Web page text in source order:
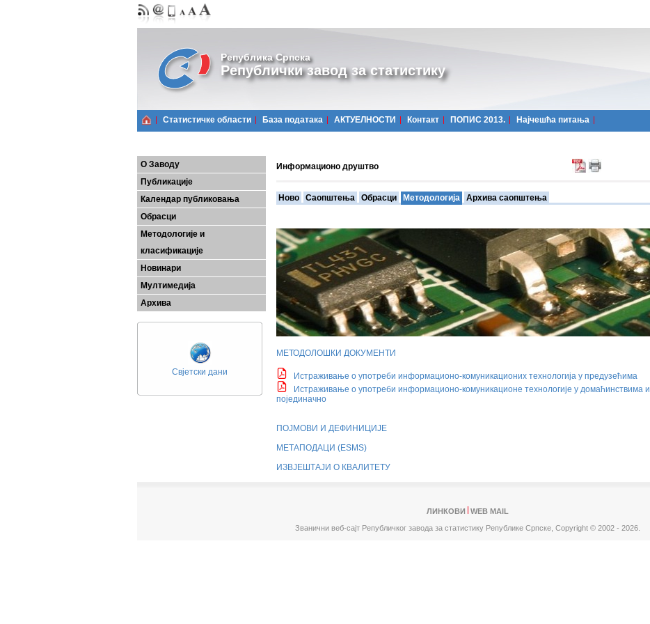
Република Српска
Републички завод за статистику
Статистичке области Базa података АКТУЕЛНОСТИ Контакт ПОПИС 2013. Најчешћa питања
О Заводу
Публикације
Календар публиковања
Обрасци
Методологије и
класификације
Новинари
Мултимедија
Архива
Свјетски дани
Информационо друштво
Ново Саопштења Обрасци Методологија Архива саопштења
МЕТОДОЛОШКИ ДОКУМЕНТИ
Истраживање о употреби информационо-комуникационих технологија у предузећима
Истраживање о употреби информационо-комуникационе технологије у домаћинствима и
појединачно
ПОЈМОВИ И ДЕФИНИЦИЈЕ
МЕТАПОДАЦИ (ESMS)
ИЗВЈЕШТАЈИ О КВАЛИТЕТУ
ЛИНКОВИ
WEB MAIL
Званични веб-сајт Републичког завода за статистику Републике Српске, Copyright © 2002 - 2026.